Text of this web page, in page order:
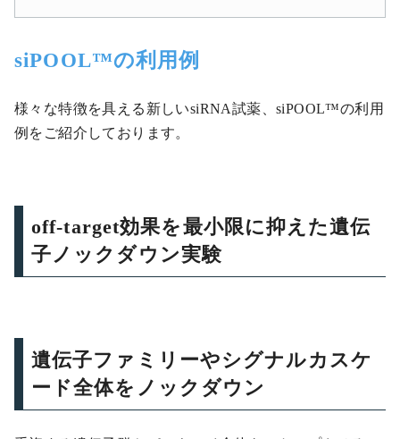
siPOOL™の利用例
様々な特徴を具える新しいsiRNA試薬、siPOOL™の利用
例をご紹介しております。
off-target効果を最小限に抑えた遺伝
子ノックダウン実験
遺伝子ファミリーやシグナルカスケ
ード全体をノックダウン